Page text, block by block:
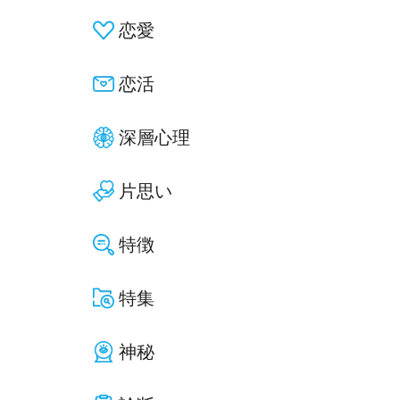
恋愛
恋活
深層心理
片思い
特徴
特集
神秘